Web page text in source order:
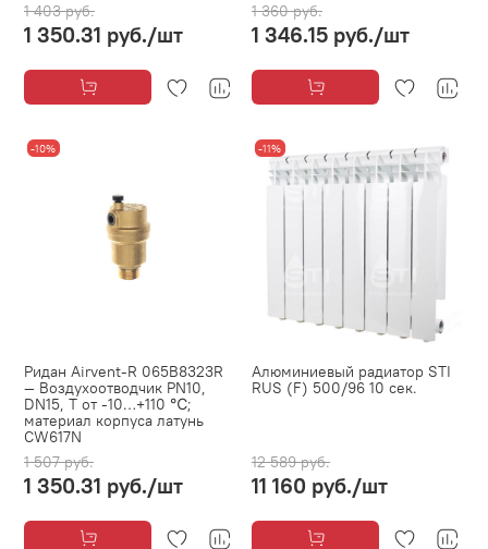
1 403 руб.
1 350.31 руб./шт
1 360 руб.
1 346.15 руб./шт
-10%
Ридан Airvent-R 065B8323R
— Воздухоотводчик PN10,
DN15, Т от -10…+110 ℃;
материал корпуса латунь
CW617N
1 507 руб.
1 350.31 руб./шт
-11%
Алюминиевый радиатор STI
RUS (F) 500/96 10 сек.
12 589 руб.
11 160 руб./шт